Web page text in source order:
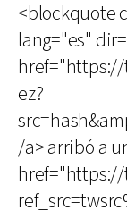
<blockquote
lang="es"
ez?
/a> arribó a